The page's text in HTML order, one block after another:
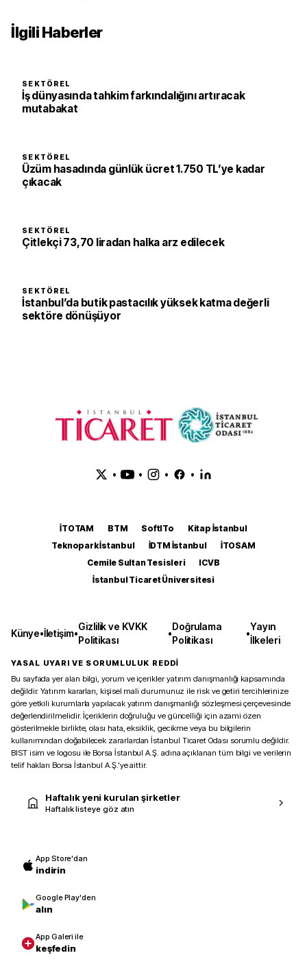
İlgili Haberler
SEKTÖREL
İş dünyasında tahkim farkındalığını artıracak
mutabakat
SEKTÖREL
Üzüm hasadında günlük ücret 1.750 TL’ye kadar
çıkacak
SEKTÖREL
Çitlekçi 73,70 liradan halka arz edilecek
SEKTÖREL
İstanbul’da butik pastacılık yüksek katma değerli
sektöre dönüşüyor
• • • •
İTOTAM BTM SoftITo
Kitap İstanbul
Teknopark İstanbul
İDTM İstanbul
İTOSAM
Cemile Sultan Tesisleri
ICVB
İstanbul Ticaret Üniversitesi
Künye•İletişim•
Gizlilik ve KVKK
Politikası
•
Doğrulama
Politikası
•
Yayın
İlkeleri
YASAL UYARI VE SORUMLULUK REDDİ
Bu sayfada yer alan bilgi, yorum ve içerikler yatırım danışmanlığı kapsamında
değildir. Yatırım kararları, kişisel mali durumunuz ile risk ve getiri tercihlerinize
göre yetkili kurumlarla yapılacak yatırım danışmanlığı sözleşmesi çerçevesinde
değerlendirilmelidir. İçeriklerin doğruluğu ve güncelliği için azami özen
gösterilmekle birlikte, olası hata, eksiklik, gecikme veya bu bilgilerin
kullanımından doğabilecek zararlardan İstanbul Ticaret Odası sorumlu değildir.
BIST isim ve logosu ile Borsa İstanbul A.Ş. adına açıklanan tüm bilgi ve verilerin
telif hakları Borsa İstanbul A.Ş.’ye aittir.
Haftalık yeni kurulan şirketler
Haftalık listeye göz atın
App Store'dan
indirin
Google Play'den
alın
App Galeri ile
keşfedin